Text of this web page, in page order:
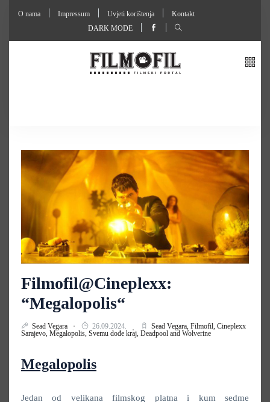
O nama Impressum Uvjeti korištenja
Kontakt
DARK MODE
Filmofil@Cineplexx:
“Megalopolis“
Sead Vegara 26.09.2024. Sead Vegara, Filmofil, Cineplexx
Sarajevo, Megalopolis, Svemu dođe kraj, Deadpool and Wolverine
Megalopolis
Jedan od velikana filmskog platna i kum sedme